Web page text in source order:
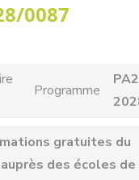
0087
Programme
gratuites du
des écoles de